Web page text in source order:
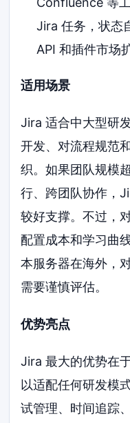
Jira 任务，状态
API 和插件市场
适用场景
Jira 适合中大型研
开发、对流程规范
织。如果团队规模
行、跨团队协作，
较好支撑。不过，
配置成本和学习曲
本服务器在海外，
需要谨慎评估。
优势亮点
Jira 最大的优势在
以适配任何研发模
试管理、时间追踪